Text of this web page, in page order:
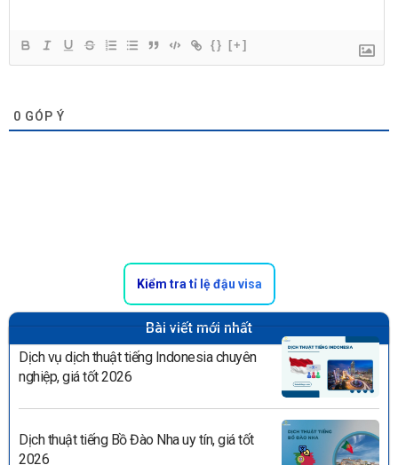
{} [+]
0 GÓP Ý
Kiểm tra tỉ lệ đậu visa
Bài viết mới nhất
Dịch vụ dịch thuật tiếng Indonesia chuyên
nghiệp, giá tốt 2026
Dịch thuật tiếng Bồ Đào Nha uy tín, giá tốt
2026